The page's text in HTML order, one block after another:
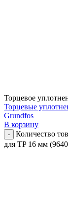
Торцевое
Торцевые
Grundfos
В корзину
Количество
для TP 16 мм